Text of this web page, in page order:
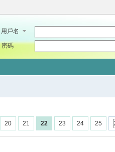
用戶名
密碼
20 21 22 23 24 25